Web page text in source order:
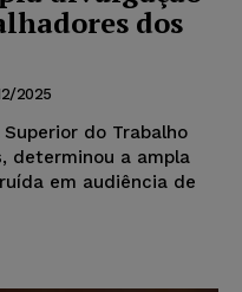
dos
2025
do Trabalho
determinou a ampla
em audiência de